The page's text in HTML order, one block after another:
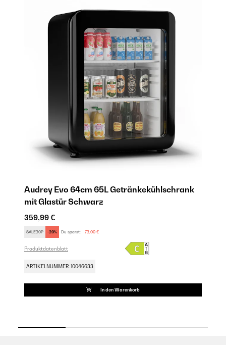
Audrey Evo 64cm 65L Getränkekühlschrank
mit Glastür​ Schwarz
359,99 €
SALE20P -20% Du sparst: 72,00 €
Produktdatenblatt
ARTIKELNUMMER: 10046633
In den Warenkorb